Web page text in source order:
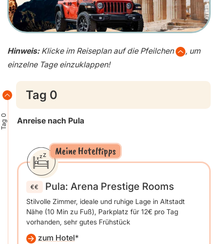
Hinweis: Klicke im Reiseplan auf die Pfeilchen
, um
einzelne Tage einzuklappen!
Tag 0
Tag 0
Anreise nach Pula
Meine Hoteltipps
Pula: Arena Prestige Rooms
Stilvolle Zimmer, ideale und ruhige Lage in Altstadt
Nähe (10 Min zu Fuß), Parkplatz für 12€ pro Tag
vorhanden, sehr gutes Frühstück
zum Hotel